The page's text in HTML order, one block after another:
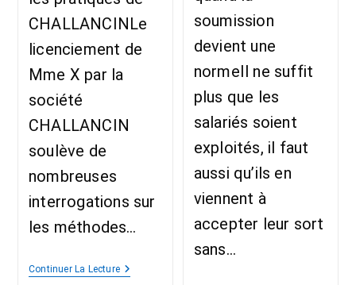
CHALLANCINLe
licenciement de
Mme X par la
société
CHALLANCIN
soulève de
nombreuses
interrogations sur
les méthodes…
Continuer La Lecture
soumission
devient une
normeIl ne suffit
plus que les
salariés soient
exploités, il faut
aussi qu’ils en
viennent à
accepter leur sort
sans…